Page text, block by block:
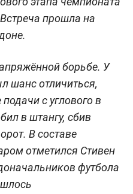
прошла на
борьбе. У
шанс отличиться,
с углового в
в штангу, сбив
В составе
отметился Стивен
футбола